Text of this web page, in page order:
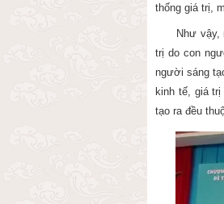
thống giá trị ,
Như vậy,
trị do con
người sáng tạo
kinh tế, giá
tạo ra đều